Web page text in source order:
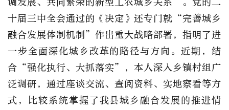
十届三中全会通过的《决定》还专门就“完善城乡
融合发展体制机制”作出重大战略部署，指明了进
一步全面深化城乡改革的路径与方向。近期，结
合“强化执行、大抓落实”，本人深入乡镇村组广
泛调研，通过座谈交流、查阅资料、实地察看等方
式，比较系统掌握了我县城乡融合发展的推进情